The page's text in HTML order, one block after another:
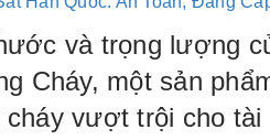
và trọng lượng
Cháy, một sản
vượt trội cho tài